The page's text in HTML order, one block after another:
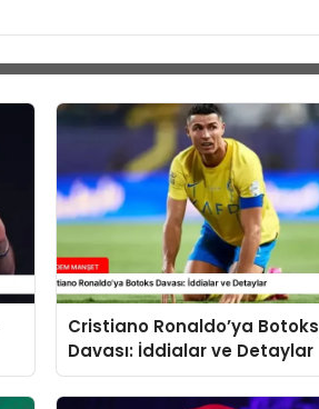
Cristiano Ronaldo’ya Botoks
Davası: İddialar ve Detaylar